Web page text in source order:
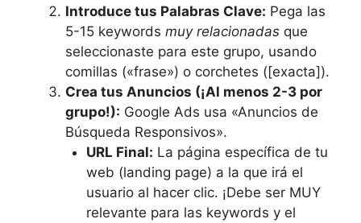
Introduce tus Palabras Clave: Pega las
5-15 keywords muy relacionadas que
seleccionaste para este grupo, usando
comillas («frase») o corchetes ([exacta]).
Crea tus Anuncios (¡Al menos 2-3 por
grupo!): Google Ads usa «Anuncios de
Búsqueda Responsivos».
URL Final: La página específica de tu
web (landing page) a la que irá el
usuario al hacer clic. ¡Debe ser MUY
relevante para las keywords y el